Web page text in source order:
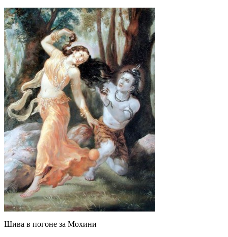
Шива в погоне за Мохини